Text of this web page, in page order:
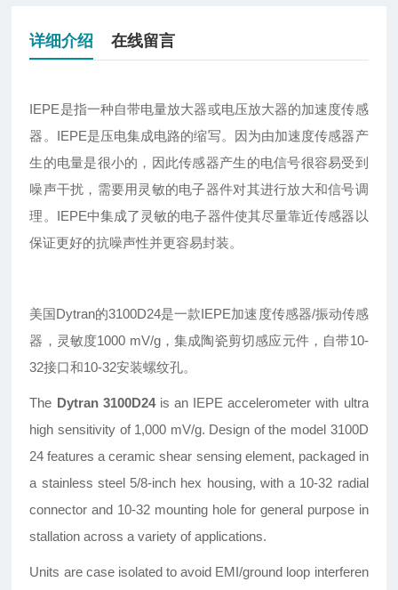
详细介绍 在线留言
IEPE是指一种自带电量放大器或电压放大器的加速度传感
器。IEPE是压电集成电路的缩写。因为由加速度传感器产
生的电量是很小的，因此传感器产生的电信号很容易受到
噪声干扰，需要用灵敏的电子器件对其进行放大和信号调
理。IEPE中集成了灵敏的电子器件使其尽量靠近传感器以
保证更好的抗噪声性并更容易封装。
美国Dytran的3100D24是一款IEPE加速度传感器/振动传感
器，灵敏度1000 mV/g，集成陶瓷剪切感应元件，自带10-
32接口和10-32安装螺纹孔。
The Dytran 3100D24 is an IEPE accelerometer with ultra
high sensitivity of 1,000 mV/g. Design of the model 3100D
24 features a ceramic shear sensing element, packaged in
a stainless steel 5/8-inch hex housing, with a 10-32 radial
connector and 10-32 mounting hole for general purpose in
stallation across a variety of applications.
Units are case isolated to avoid EMI/ground loop interferen